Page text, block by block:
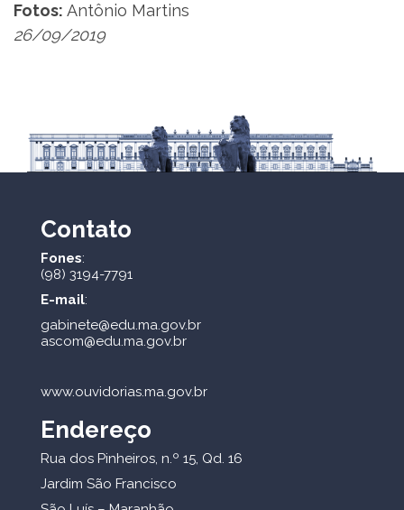
Fotos: Antônio Martins
26/09/2019
Contato
Fones:
(98) 3194-7791
E-mail:
gabinete@edu.ma.gov.br
ascom@edu.ma.gov.br
www.ouvidorias.ma.gov.br
Endereço
Rua dos Pinheiros, n.º 15, Qd. 16
Jardim São Francisco